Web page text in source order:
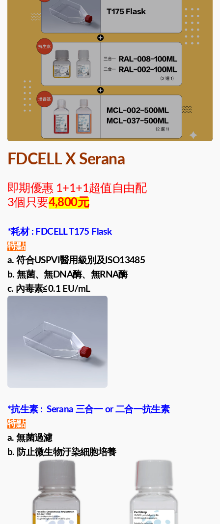
FDCELL X Serana
即期優惠 1+1+1超值自由配
3個只要4,800元
*耗材 : FDCELL T175 Flask
特點
a. 符合USPVI醫用級別及ISO13485
b. 無菌、無DNA酶、無RNA酶
c. 內毒素≦0.1 EU/mL
*抗生素 : Serana 三合一 or 二合一抗生素
特點
a. 無菌過濾
b. 防止微生物汙染細胞培養